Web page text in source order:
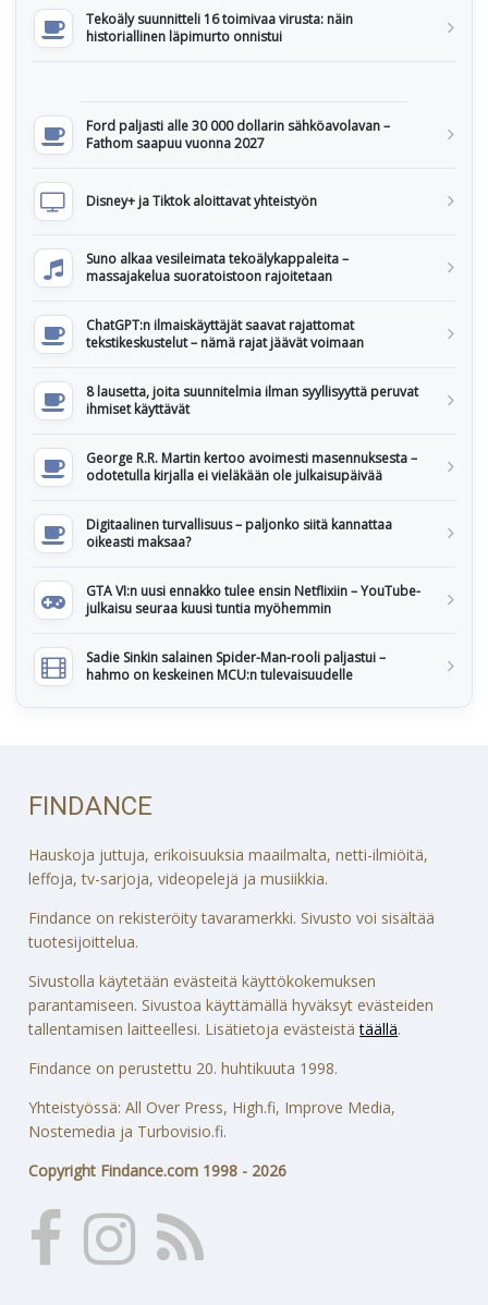
Tekoäly suunnitteli 16 toimivaa virusta: näin
historiallinen läpimurto onnistui
Ford paljasti alle 30 000 dollarin sähköavolavan –
Fathom saapuu vuonna 2027
Disney+ ja Tiktok aloittavat yhteistyön
Suno alkaa vesileimata tekoälykappaleita –
massajakelua suoratoistoon rajoitetaan
ChatGPT:n ilmaiskäyttäjät saavat rajattomat
tekstikeskustelut – nämä rajat jäävät voimaan
8 lausetta, joita suunnitelmia ilman syyllisyyttä peruvat
ihmiset käyttävät
George R.R. Martin kertoo avoimesti masennuksesta –
odotetulla kirjalla ei vieläkään ole julkaisupäivää
Digitaalinen turvallisuus – paljonko siitä kannattaa
oikeasti maksaa?
GTA VI:n uusi ennakko tulee ensin Netflixiin – YouTube-
julkaisu seuraa kuusi tuntia myöhemmin
Sadie Sinkin salainen Spider-Man-rooli paljastui –
hahmo on keskeinen MCU:n tulevaisuudelle
FINDANCE
Hauskoja juttuja, erikoisuuksia maailmalta, netti-ilmiöitä,
leffoja, tv-sarjoja, videopelejä ja musiikkia.
Findance on rekisteröity tavaramerkki. Sivusto voi sisältää
tuotesijoittelua.
Sivustolla käytetään evästeitä käyttökokemuksen
parantamiseen. Sivustoa käyttämällä hyväksyt evästeiden
tallentamisen laitteellesi. Lisätietoja evästeistätäällä.
Findance on perustettu 20. huhtikuuta 1998.
Yhteistyössä: All Over Press, High.fi, Improve Media,
Nostemedia ja Turbovisio.fi.
Copyright Findance.com 1998 - 2026